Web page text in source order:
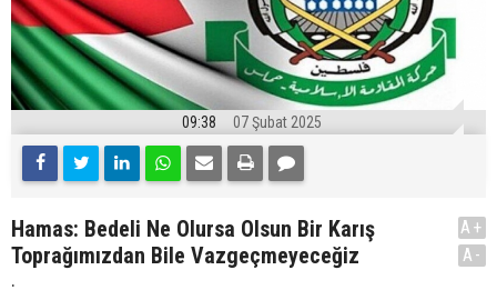
09:38 07 Şubat 2025
Hamas: Bedeli Ne Olursa Olsun Bir Karış
Toprağımızdan Bile Vazgeçmeyeceğiz
.
A+
A-